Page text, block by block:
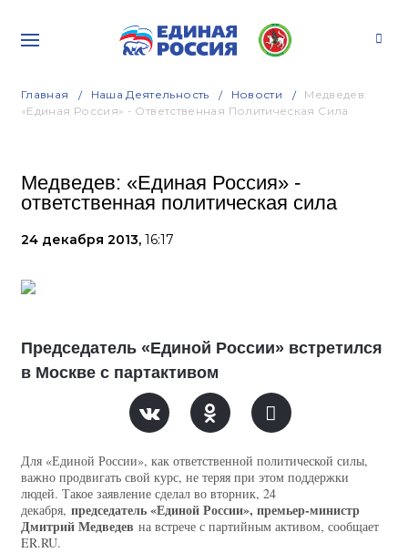
Главная Наша Деятельность Новости
Медведев:
«Единая Россия» - Ответственная Политическая Сила
Медведев: «Единая Россия» -
ответственная политическая сила
24 декабря 2013, 16:17
Председатель «Единой России» встретился
в Москве с партактивом
Для «Единой России», как ответственной политической силы,
важно продвигать свой курс, не теряя при этом поддержки
людей. Такое заявление сделал во вторник, 24
декабря, председатель «Единой России», премьер-министр
Дмитрий Медведев на встрече с партийным активом, сообщает
ER.RU.